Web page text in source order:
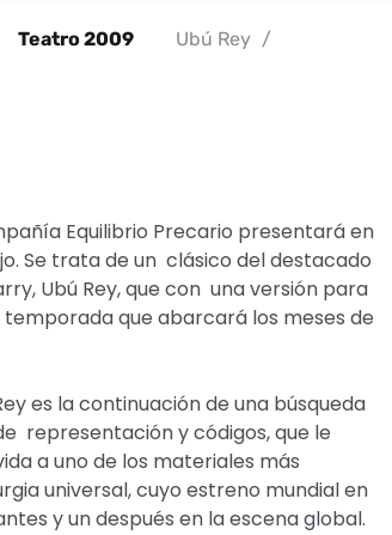
Teatro 2009 Ubú Rey /
Equilibrio Precario presentará en
Se trata de un clásico del destacado
Ubú Rey, que con una versión para
que abarcará los meses de
es la continuación de una búsqueda
representación y códigos, que le
a uno de los materiales más
universal, cuyo estreno mundial en
y un después en la escena global.